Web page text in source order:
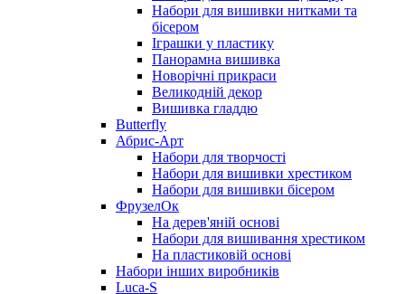
Набори для вишивки нитками та
бісером
Іграшки у пластику
Панорамна вишивка
Новорічні прикраси
Великодній декор
Вишивка гладдю
Butterfly
Абрис-Арт
Набори для творчості
Набори для вишивки хрестиком
Набори для вишивки бісером
ФрузелОк
На дерев'яній основі
Набори для вишивання хрестиком
На пластиковій основі
Набори інших виробників
Luca-S